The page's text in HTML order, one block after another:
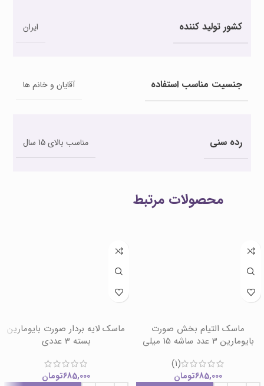
کشور تولید کننده ایران
جنسیت مناسب استفاده آقایان و خانم ها
رده سنی مناسب بالای 15 سال
محصولات مرتبط
ماسک التیام بخش صورت
بایومارین 3 عدد ساشه 15 میلی
(1)
685,000تومان
ماسک لایه بردار صورت بایومارین
بسته 3 عددی
685,000تومان